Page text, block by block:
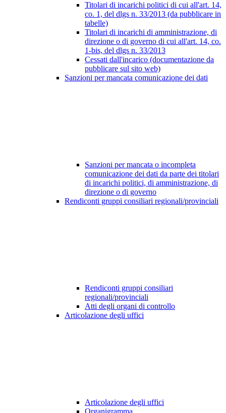
Titolari di incarichi politici di cui all'art. 14,
co. 1, del dlgs n. 33/2013 (da pubblicare in
tabelle)
Titolari di incarichi di amministrazione, di
direzione o di governo di cui all'art. 14, co.
1-bis, del dlgs n. 33/2013
Cessati dall'incarico (documentazione da
pubblicare sul sito web)
Sanzioni per mancata comunicazione dei dati
Sanzioni per mancata o incompleta
comunicazione dei dati da parte dei titolari
di incarichi politici, di amministrazione, di
direzione o di governo
Rendiconti gruppi consiliari regionali/provinciali
Rendiconti gruppi consiliari
regionali/provinciali
Atti degli organi di controllo
Articolazione degli uffici
Articolazione degli uffici